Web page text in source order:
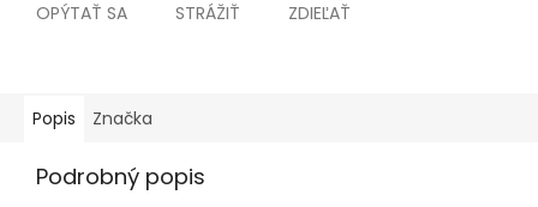
OPÝTAŤ SA STRÁŽIŤ ZDIEĽAŤ
Popis Značka
Podrobný popis